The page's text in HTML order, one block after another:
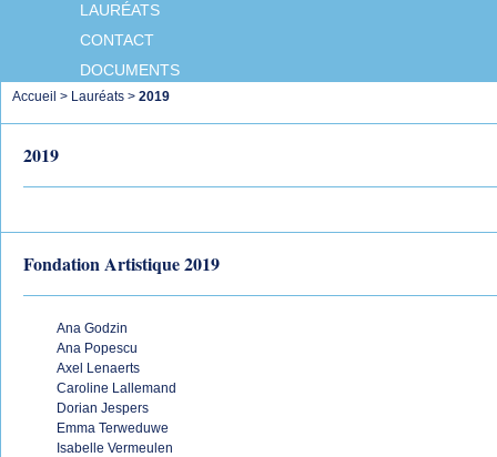
LAURÉATS
CONTACT
DOCUMENTS
Accueil > Lauréats > 2019
2019
Fondation Artistique 2019
Ana Godzin
Ana Popescu
Axel Lenaerts
Caroline Lallemand
Dorian Jespers
Emma Terweduwe
Isabelle Vermeulen